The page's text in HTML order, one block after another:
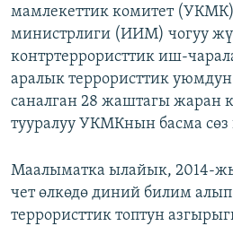
мамлекеттик комитет
министрлиги (ИИМ) чогуу
контртеррористтик иш-
аралык террористтик
саналган 28 жаштагы жаран
тууралуу УКМКнын басма
Маалыматка ылайык, 2014-
чет өлкөдө диний билим
террористтик топтун